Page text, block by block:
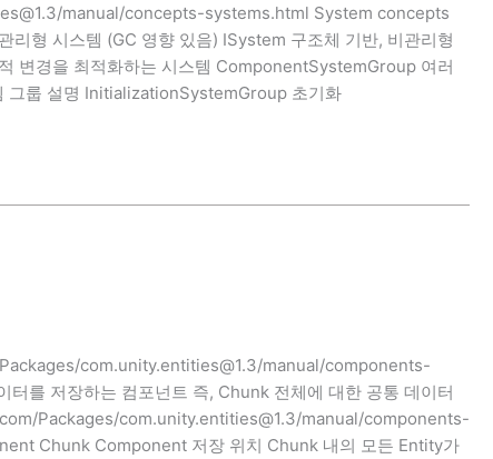
manual/concepts-systems.html System concepts
형 시스템 (GC 영향 있음) ISystem 구조체 기반, 비관리형
변경을 최적화하는 시스템 ComponentSystemGroup 여러
그룹 설명 InitializationSystemGroup 초기화
com.unity.entities@1.3/manual/components-
를 저장하는 컴포넌트 즉, Chunk 전체에 대한 공통 데이터
Packages/com.unity.entities@1.3/manual/components-
Chunk Component 저장 위치 Chunk 내의 모든 Entity가